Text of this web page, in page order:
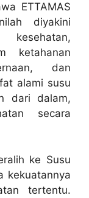
ETTAMAS
diyakini
kesehatan,
ketahanan
dan
alami susu
dari dalam,
secara
ke Susu
kekuatannya
tertentu.